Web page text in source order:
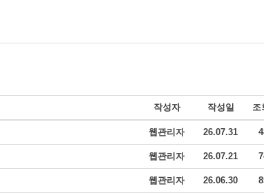
작성자 작성일 조
웹관리자 26.07.31
웹관리자 26.07.21
웹관리자 26.06.30